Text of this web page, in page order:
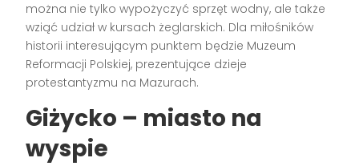
można nie tylko wypożyczyć sprzęt wodny, ale także
wziąć udział w kursach żeglarskich. Dla miłośników
historii interesującym punktem będzie Muzeum
Reformacji Polskiej, prezentujące dzieje
protestantyzmu na Mazurach.
Giżycko – miasto na
wyspie